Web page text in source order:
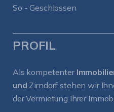
So - Geschlossen
PROFIL
Als kompetenter
und Zirndorf stehen wir
der Vermietung Ihrer